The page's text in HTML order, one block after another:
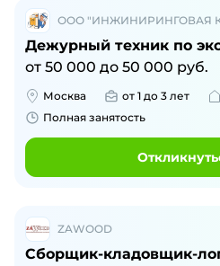
ООО "ИНЖИНИРИНГОВАЯ
Дежурный техник по
от 50 000 до 50 000 руб.
Москва от 1 до 3 лет
Полная занятость
ZAWOOD
Сборщик-кладовщик-